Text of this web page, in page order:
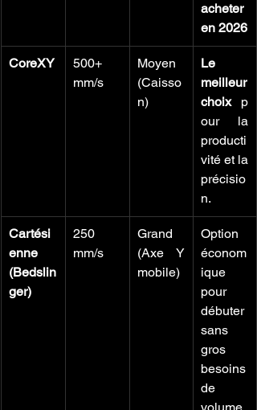
acheter
en 2026
CoreXY
500+
mm/s
Moyen
(Caisso
n)
Le
meilleur
choix p
our la
producti
vité et la
précisio
n.
Cartési
enne
(Bedslin
ger)
250
mm/s
Grand
(Axe Y
mobile)
Option
économ
ique
pour
débuter
sans
gros
besoins
de